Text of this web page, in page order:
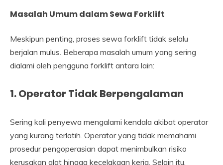
Masalah Umum dalam Sewa Forklift
Meskipun penting, proses sewa forklift tidak selalu
berjalan mulus. Beberapa masalah umum yang sering
dialami oleh pengguna forklift antara lain:
1. Operator Tidak Berpengalaman
Sering kali penyewa mengalami kendala akibat operator
yang kurang terlatih. Operator yang tidak memahami
prosedur pengoperasian dapat menimbulkan risiko
kerusakan alat hingga kecelakaan kerja. Selain itu,